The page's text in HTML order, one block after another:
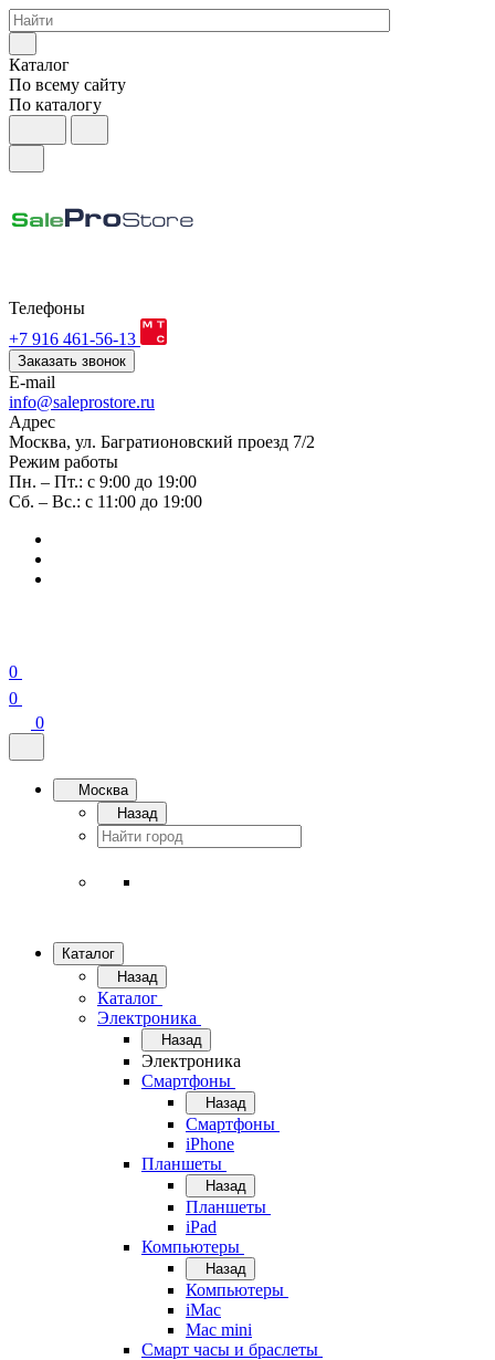
Каталог
По всему сайту
По каталогу
Телефоны
+7 916 461-56-13
Заказать звонок
E-mail
info@saleprostore.ru
Адрес
Москва, ул. Багратионовский проезд 7/2
Режим работы
Пн. – Пт.: с 9:00 до 19:00
Сб. – Вс.: с 11:00 до 19:00
0
0
0
Москва
Назад
Каталог
Назад
Каталог
Электроника
Назад
Электроника
Смартфоны
Назад
Смартфоны
iPhone
Планшеты
Назад
Планшеты
iPad
Компьютеры
Назад
Компьютеры
iMac
Mac mini
Смарт часы и браслеты